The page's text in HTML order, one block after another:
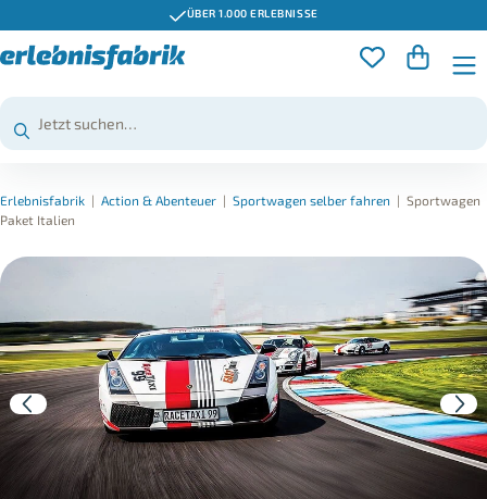
ÜBER 1.000 ERLEBNISSE
Erlebnisfabrik | Action & Abenteuer | Sportwagen selber fahren | Sportwagen
Paket Italien